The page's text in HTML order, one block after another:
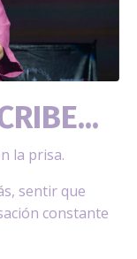
la prisa.
sentir que
constante